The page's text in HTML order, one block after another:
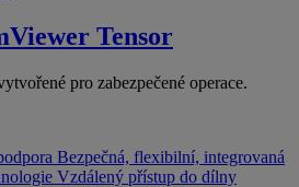
Tensor
pro zabezpečené operace.
Bezpečná, flexibilní, integrovaná
Vzdálený přístup do dílny